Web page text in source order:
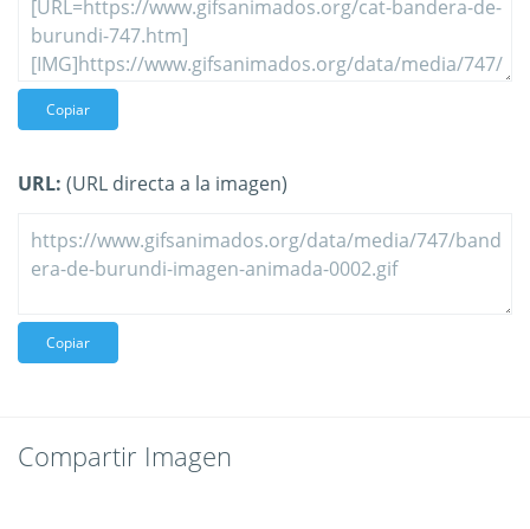
Copiar
URL: (URL directa a la imagen)
Copiar
Compartir Imagen